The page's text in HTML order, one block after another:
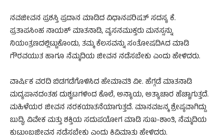
ನವಜೀವನ ಪ್ರಶಸ್ತಿ ಪ್ರದಾನ ಮಾಡಿದ ವಿಧಾನಪರಿಷತ್ ಸದಸ್ಯ ಕೆ.
ಪ್ರತಾಪಸಿಂಹ ನಾಯಕ್ ಮಾತನಾಡಿ, ವ್ಯಸನಮುಕ್ತರು ಮನಸ್ಸನ್ನು
ನಿಯಂತ್ರಣದಲ್ಲಿಟ್ಟುಕೊಂಡು, ತಮ್ಮ ಕೆಲಸವನ್ನು ಸಂತೋಷದಿAದ ಮಾಡಿ
ಗೌರವಯುತ ಹಾಗೂ ನೆಮ್ಮದಿಯ ಜೀವನ ನಡೆಸಬೇಕು ಎಂದು ಹೇಳಿದರು.
ವಾರ್ಷಿಕ ವರದಿ ಬಿಡಗಡೆಗೊಳಿಸಿದ ಹೇಮಾವತಿ ವೀ. ಹೆಗ್ಗಡೆ ಮಾತನಾಡಿ
ಮದ್ಯಪಾನದಂತಹ ದುಶ್ಚಟಗಳಿಂದ ಕೊಲೆ, ಅನ್ಯಾಯ, ಅತ್ಯಾಚಾರ ಹೆಚ್ಚಾಗುತ್ತದೆ.
ಮಹಿಳೆಯರ ಜೀವನ ನರಕಯಾತನೆಯಾಗುತ್ತದೆ. ಮಾನವಜನ್ಮ ಶ್ರೇಷ್ಠವಾಗಿದ್ದು
ಬುದ್ಧಿ, ವಿವೇಕ ಮತ್ತು ಶಕ್ತಿಯ ಸದುಪಯೋಗ ಮಾಡಿ ಸುಖ-ಶಾಂತಿ, ನೆಮ್ಮದಿಯ
ಕುಟುಂಬಜೀವನ ನಡೆಸಬೇಕು ಎಂದು ಕಿವಿಮಾತು ಹೇಳಿದರು.